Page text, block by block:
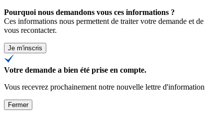
Pourquoi nous demandons vous ces informations ?
Ces informations nous permettent de traiter votre demande et de
vous recontacter.
Je m'inscris
Votre demande a bien été prise en compte.
Vous recevrez prochainement notre nouvelle lettre d'information
Fermer